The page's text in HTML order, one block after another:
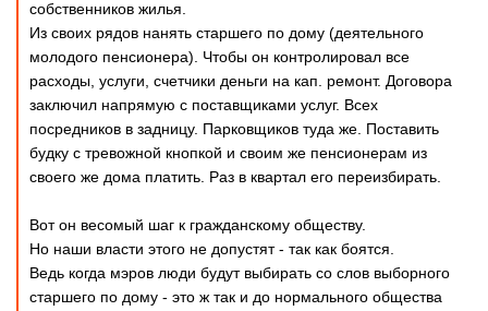
собственников жилья.
Из своих рядов нанять старшего по дому (деятельного
молодого пенсионера). Чтобы он контролировал все
расходы, услуги, счетчики деньги на кап. ремонт. Договора
заключил напрямую с поставщиками услуг. Всех
посредников в задницу. Парковщиков туда же. Поставить
будку с тревожной кнопкой и своим же пенсионерам из
своего же дома платить. Раз в квартал его переизбирать.
Вот он весомый шаг к гражданскому обществу.
Но наши власти этого не допустят - так как боятся.
Ведь когда мэров люди будут выбирать со слов выборного
старшего по дому - это ж так и до нормального общества